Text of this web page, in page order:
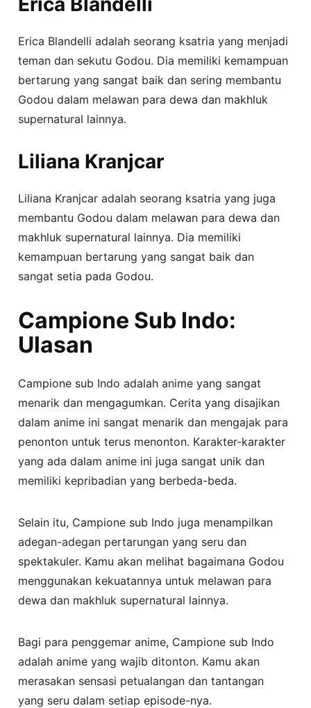
Erica Blandelli adalah seorang ksatria yang menjadi
teman dan sekutu Godou. Dia memiliki kemampuan
bertarung yang sangat baik dan sering membantu
Godou dalam melawan para dewa dan makhluk
supernatural lainnya.
Liliana Kranjcar
Liliana Kranjcar adalah seorang ksatria yang juga
membantu Godou dalam melawan para dewa dan
makhluk supernatural lainnya. Dia memiliki
kemampuan bertarung yang sangat baik dan
sangat setia pada Godou.
Campione Sub Indo:
Ulasan
Campione sub Indo adalah anime yang sangat
menarik dan mengagumkan. Cerita yang disajikan
dalam anime ini sangat menarik dan mengajak para
penonton untuk terus menonton. Karakter-karakter
yang ada dalam anime ini juga sangat unik dan
memiliki kepribadian yang berbeda-beda.
Selain itu, Campione sub Indo juga menampilkan
adegan-adegan pertarungan yang seru dan
spektakuler. Kamu akan melihat bagaimana Godou
menggunakan kekuatannya untuk melawan para
dewa dan makhluk supernatural lainnya.
Bagi para penggemar anime, Campione sub Indo
adalah anime yang wajib ditonton. Kamu akan
merasakan sensasi petualangan dan tantangan
yang seru dalam setiap episode-nya.